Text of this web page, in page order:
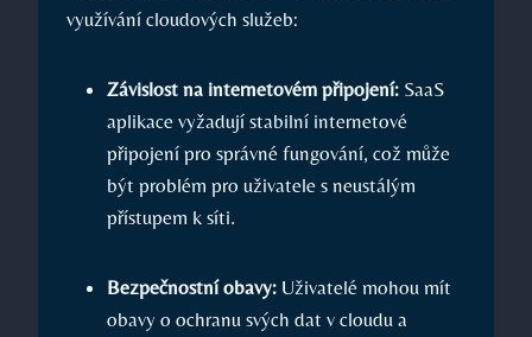
využívání cloudových služeb:
Závislost na internetovém připojení: SaaS
aplikace vyžadují stabilní internetové
připojení pro správné fungování, což může
být problém pro uživatele s neustálým
přístupem k síti.
Bezpečnostní obavy: Uživatelé mohou mít
obavy o ochranu svých dat v cloudu a